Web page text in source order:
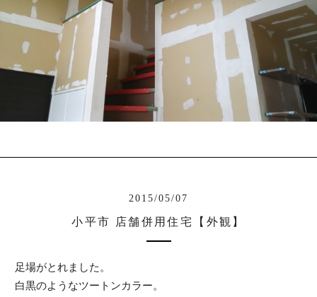
2015/05/07
小平市 店舗併用住宅【外観】
足場がとれました。
白黒のようなツートンカラー。